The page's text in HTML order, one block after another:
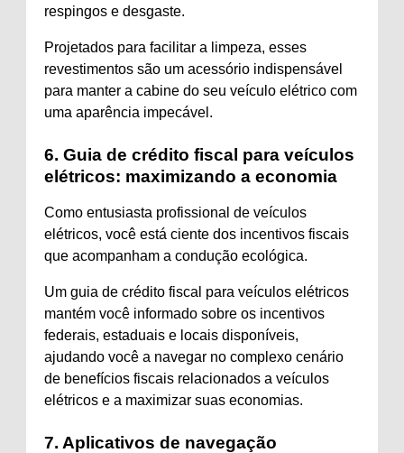
respingos e desgaste.
Projetados para facilitar a limpeza, esses
revestimentos são um acessório indispensável
para manter a cabine do seu veículo elétrico com
uma aparência impecável.
6. Guia de crédito fiscal para veículos
elétricos: maximizando a economia
Como entusiasta profissional de veículos
elétricos, você está ciente dos incentivos fiscais
que acompanham a condução ecológica.
Um guia de crédito fiscal para veículos elétricos
mantém você informado sobre os incentivos
federais, estaduais e locais disponíveis,
ajudando você a navegar no complexo cenário
de benefícios fiscais relacionados a veículos
elétricos e a maximizar suas economias.
7. Aplicativos de navegação